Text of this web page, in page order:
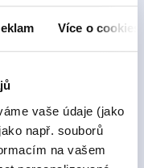
Více o cookies
vaše údaje (jako
např. souborů
na vašem